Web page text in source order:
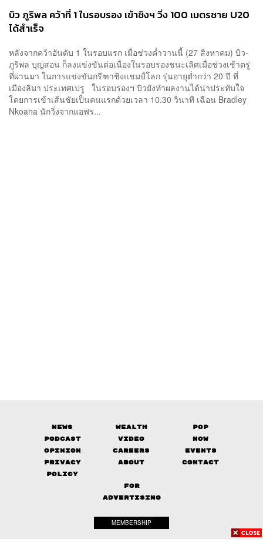
บิว ภูริพล คว้าที่ 1 ในรอบรอง เข้าชิงฯ วิ่ง 100 เมตรชาย U20
ได้สำเร็จ
หลังจากคว้าอันดับ 1 ในรอบแรก เมื่อช่วงค่ำวานนี้ (27 สิงหาคม) บิว-
ภูริพล บุญสอน ก็ลงแข่งขันต่อเนื่องในรอบรองชนะเลิศเมื่อช่วงเช้าตรู่
ที่ผ่านมา ในการแข่งขันกรีฑาชิงแชมป์โลก รุ่นอายุต่ำกว่า 20 ปี ที่
เมืองลิมา ประเทศเปรู ในรอบรองฯ บิวยังทำผลงานได้น่าประทับใจ
โดยการเข้าเส้นชัยเป็นคนแรกด้วยเวลา 10.30 วินาที เฉือน Bradley
Nkoana นักวิ่งจากแอฟร...
News Wealth
Pop
Podcast
Video
Now
Opinion
Careers
Events
Privacy
Policy
About Contact
FOR
ADVERTISING
MEMBERSHIP